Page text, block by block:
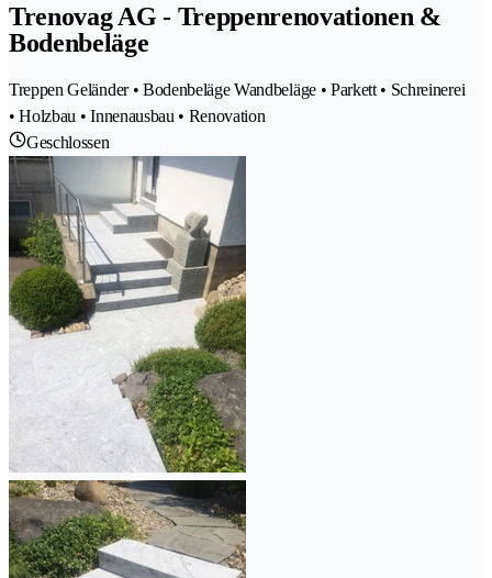
Trenovag AG - Treppenrenovationen &
Bodenbeläge
Treppen Geländer • Bodenbeläge Wandbeläge • Parkett • Schreinerei
• Holzbau • Innenausbau • Renovation
Geschlossen